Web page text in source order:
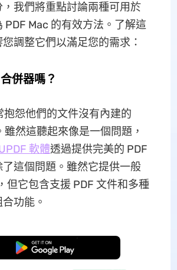
我們將重點討論兩種可用於
PDF Mac 的有效方法。了解這
調整它們以滿足您的需求：
併器嗎？
抱怨他們的文件沒有內建的
雖然這聽起來像是一個問題，
軟體透過提供完美的 PDF
這個問題。雖然它提供一般
但它包含支援 PDF 文件和多種
功能。
免費下載